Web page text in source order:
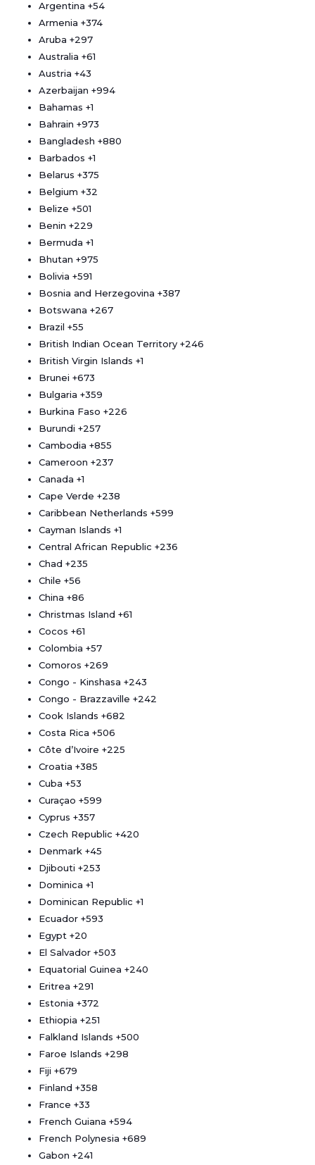
Argentina +54
Armenia +374
Aruba +297
Australia +61
Austria +43
Azerbaijan +994
Bahamas +1
Bahrain +973
Bangladesh +880
Barbados +1
Belarus +375
Belgium +32
Belize +501
Benin +229
Bermuda +1
Bhutan +975
Bolivia +591
Bosnia and Herzegovina +387
Botswana +267
Brazil +55
British Indian Ocean Territory +246
British Virgin Islands +1
Brunei +673
Bulgaria +359
Burkina Faso +226
Burundi +257
Cambodia +855
Cameroon +237
Canada +1
Cape Verde +238
Caribbean Netherlands +599
Cayman Islands +1
Central African Republic +236
Chad +235
Chile +56
China +86
Christmas Island +61
Cocos +61
Colombia +57
Comoros +269
Congo - Kinshasa +243
Congo - Brazzaville +242
Cook Islands +682
Costa Rica +506
Côte d’Ivoire +225
Croatia +385
Cuba +53
Curaçao +599
Cyprus +357
Czech Republic +420
Denmark +45
Djibouti +253
Dominica +1
Dominican Republic +1
Ecuador +593
Egypt +20
El Salvador +503
Equatorial Guinea +240
Eritrea +291
Estonia +372
Ethiopia +251
Falkland Islands +500
Faroe Islands +298
Fiji +679
Finland +358
France +33
French Guiana +594
French Polynesia +689
Gabon +241